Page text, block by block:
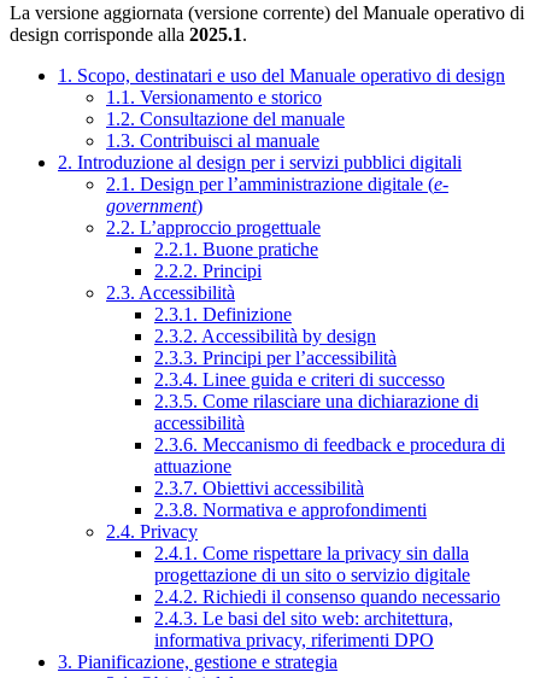
La versione aggiornata (versione corrente) del Manuale operativo di
design corrisponde alla 2025.1.
1. Scopo, destinatari e uso del Manuale operativo di design
1.1. Versionamento e storico
1.2. Consultazione del manuale
1.3. Contribuisci al manuale
2. Introduzione al design per i servizi pubblici digitali
2.1. Design per l’amministrazione digitale (e-
government)
2.2. L’approccio progettuale
2.2.1. Buone pratiche
2.2.2. Principi
2.3. Accessibilità
2.3.1. Definizione
2.3.2. Accessibilità by design
2.3.3. Principi per l’accessibilità
2.3.4. Linee guida e criteri di successo
2.3.5. Come rilasciare una dichiarazione di
accessibilità
2.3.6. Meccanismo di feedback e procedura di
attuazione
2.3.7. Obiettivi accessibilità
2.3.8. Normativa e approfondimenti
2.4. Privacy
2.4.1. Come rispettare la privacy sin dalla
progettazione di un sito o servizio digitale
2.4.2. Richiedi il consenso quando necessario
2.4.3. Le basi del sito web: architettura,
informativa privacy, riferimenti DPO
3. Pianificazione, gestione e strategia